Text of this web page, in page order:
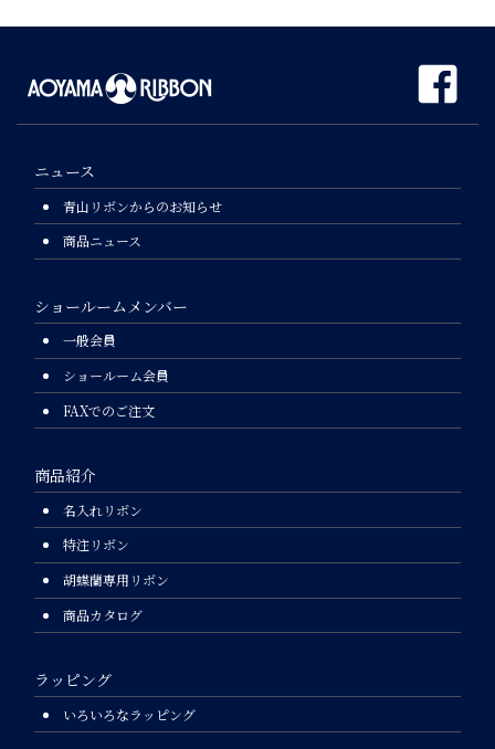
ニュース
青山リボンからのお知らせ
商品ニュース
ショールームメンバー
一般会員
ショールーム会員
FAXでのご注文
商品紹介
名入れリボン
特注リボン
胡蝶蘭専用リボン
商品カタログ
ラッピング
いろいろなラッピング